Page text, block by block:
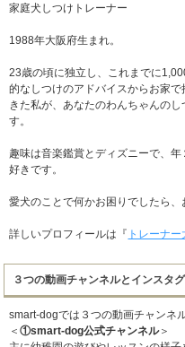
家庭犬しつけトレーナー
1988年大阪府生まれ。
23歳の頃に独立し、これまでに
的なしつけのアドバイスからお家
きた私が、あなたのわんちゃんの
す。
趣味は音楽鑑賞とディズニーで、
好きです。
愛犬のことで何かお困りでしたら、
詳しいプロフィールは『 トレーナ
３つの動画チャンネルとインスタ
smart-dogでは３つの動画チャンネ
＜①smart-dog公式チャンネル＞